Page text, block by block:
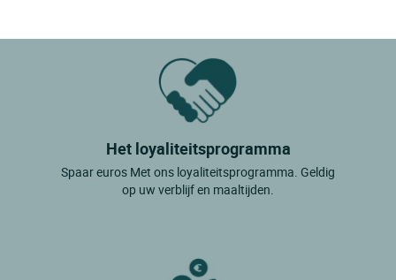
Het loyaliteitsprogramma
Spaar euros Met ons loyaliteitsprogramma. Geldig
op uw verblijf en maaltijden.